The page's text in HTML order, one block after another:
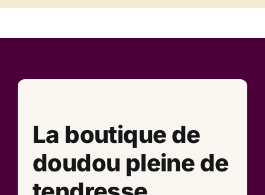
La boutique de
doudou pleine de